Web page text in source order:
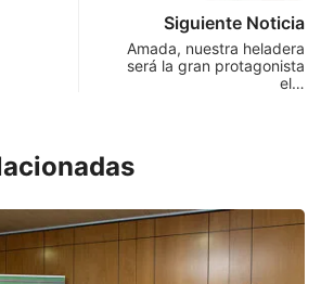
Siguiente Noticia
Amada, nuestra heladera
será la gran protagonista
el…